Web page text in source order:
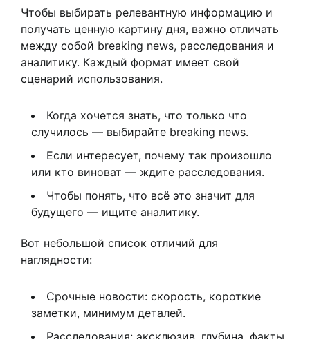
Чтобы выбирать релевантную информацию и
получать ценную картину дня, важно отличать
между собой breaking news, расследования и
аналитику. Каждый формат имеет свой
сценарий использования.
Когда хочется знать, что только что
случилось — выбирайте breaking news.
Если интересует, почему так произошло
или кто виноват — ждите расследования.
Чтобы понять, что всё это значит для
будущего — ищите аналитику.
Вот небольшой список отличий для
наглядности:
Срочные новости: скорость, короткие
заметки, минимум деталей.